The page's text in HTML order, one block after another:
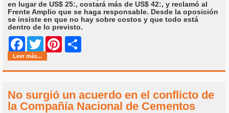
en lugar de US$ 25:, costará más de US$ 42:, y reclamó al
Frente Amplio que se haga responsable. Desde la oposición
se insiste en que no hay sobre costos y que todo está
dentro de lo previsto.
Facebook
Twitter Pinterest
Leer más...
No surgió un acuerdo en el conflicto de
la Compañía Nacional de Cementos